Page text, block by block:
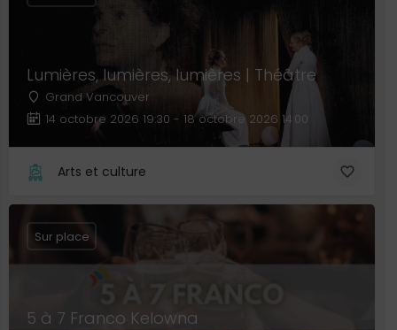
Lumières, lumières, lumières | Théâtre
Grand Vancouver
14 octobre 2026 19:30 - 18 octobre 2026 14:00
Arts et culture
5 à 7 Franco Kelowna
Sur place